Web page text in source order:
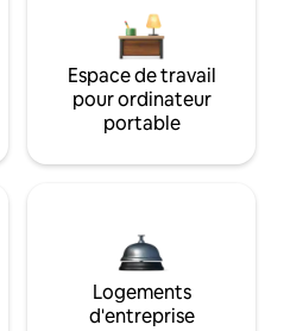
Espace de travail
pour ordinateur
portable
Logements
d'entreprise